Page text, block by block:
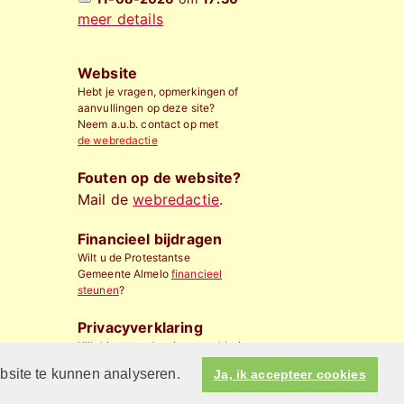
te kunnen analyseren. Ja, ik accepteer cookies
meer details
Website
Hebt je vragen, opmerkingen of
aanvullingen op deze site?
Neem a.u.b. contact op met
de webredactie
Fouten op de website?
Mail dewebredactie.
Financieel bijdragen
Wilt u de Protestantse
Gemeente Almelo financieel
steunen?
Privacyverklaring
Kijk hier voor de privacyverklaring